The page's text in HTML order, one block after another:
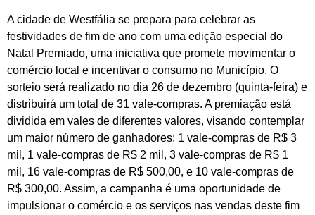
A cidade de Westfália se prepara para celebrar as
festividades de fim de ano com uma edição especial do
Natal Premiado, uma iniciativa que promete movimentar o
comércio local e incentivar o consumo no Município. O
sorteio será realizado no dia 26 de dezembro (quinta-feira) e
distribuirá um total de 31 vale-compras. A premiação está
dividida em vales de diferentes valores, visando contemplar
um maior número de ganhadores: 1 vale-compras de R$ 3
mil, 1 vale-compras de R$ 2 mil, 3 vale-compras de R$ 1
mil, 16 vale-compras de R$ 500,00, e 10 vale-compras de
R$ 300,00. Assim, a campanha é uma oportunidade de
impulsionar o comércio e os serviços nas vendas deste fim